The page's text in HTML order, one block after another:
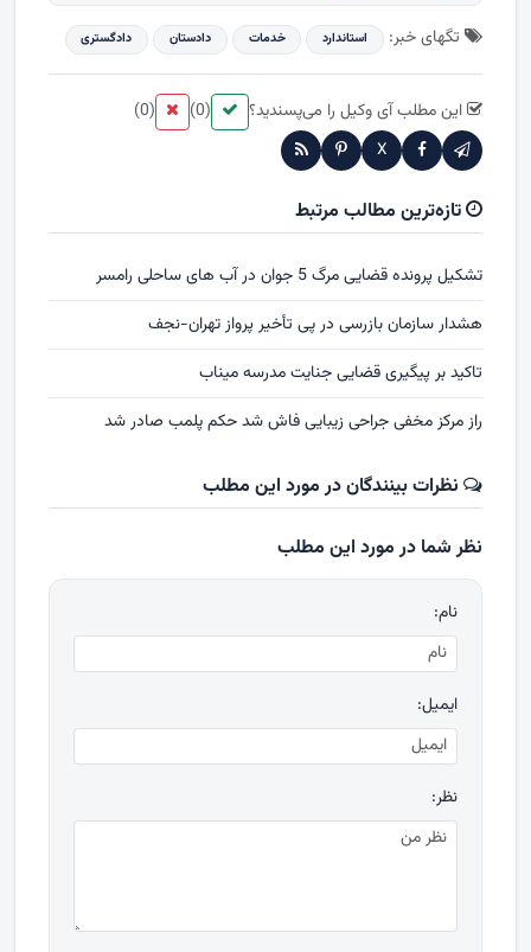
تگهای خبر: استاندارد خدمات دادستان دادگستری
این مطلب آی وکیل را می‌پسندید؟ (0)
(0)
X
تازه‌ترین مطالب مرتبط
تشکیل پرونده قضایی مرگ 5 جوان در آب های ساحلی رامسر
هشدار سازمان بازرسی در پی تأخیر پرواز تهران-نجف
تاکید بر پیگیری قضایی جنایت مدرسه میناب
راز مرکز مخفی جراحی زیبایی فاش شد حکم پلمب صادر شد
نظرات بینندگان در مورد این مطلب
نظر شما در مورد این مطلب
نام:
ایمیل:
نظر: